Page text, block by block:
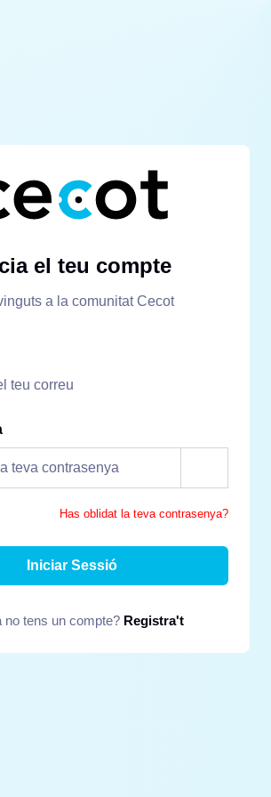
el teu compte
a la comunitat Cecot
Has oblidat la teva contrasenya?
Iniciar Sessió
no tens un compte? Registra't